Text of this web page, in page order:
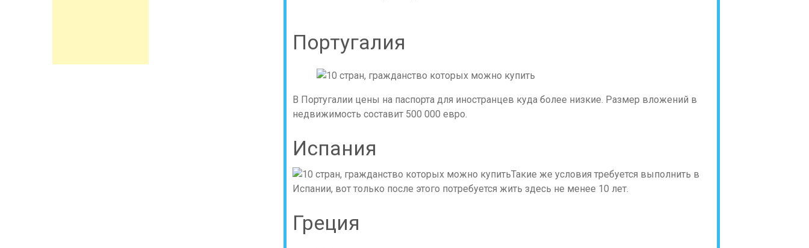
Португалия
В Португалии цены на паспорта для иностранцев куда более низкие. Размер вложений в
недвижимость составит 500 000 евро.
Испания
Такие же условия требуется выполнить в
Испании, вот только после этого потребуется жить здесь не менее 10 лет.
Греция